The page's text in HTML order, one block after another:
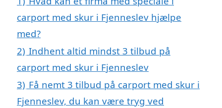
carport med skur i Fjenneslev hjælpe
med?
2) Indhent altid mindst 3 tilbud på
carport med skur i Fjenneslev
3) Få nemt 3 tilbud på carport med skur i
Fjenneslev, du kan være tryg ved